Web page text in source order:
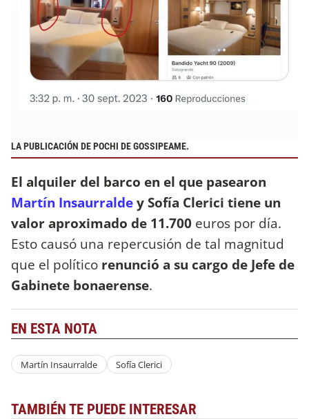
LA PUBLICACIÓN DE POCHI DE GOSSIPEAME.
El alquiler del barco en el que pasearon
Martín Insaurraldey Sofía Clerici tiene un
valor aproximado de 11.700 euros por día.
Esto causó una repercusión de tal magnitud
que el político renunció a su cargo de Jefe de
Gabinete bonaerense.
EN ESTA NOTA
Martín Insaurralde Sofía Clerici
TAMBIÉN TE PUEDE INTERESAR